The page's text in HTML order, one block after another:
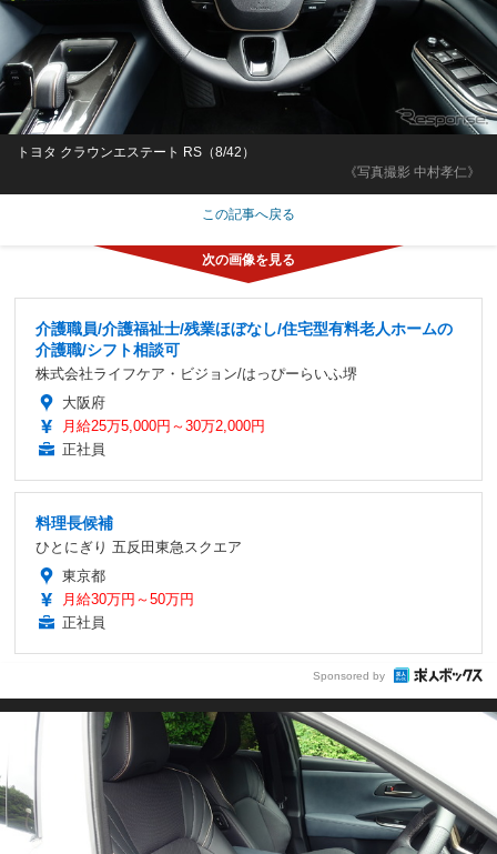
《写真撮影 中村孝仁》
トヨタ クラウンエステート RS（8/42）
この記事へ戻る
介護職員/介護福祉士/残業ほぼなし/住宅型有料老人ホームの
介護職/シフト相談可
株式会社ライフケア・ビジョン/はっぴーらいふ堺
大阪府
月給25万5,000円～30万2,000円
正社員
料理長候補
ひとにぎり 五反田東急スクエア
東京都
月給30万円～50万円
正社員
Sponsored by